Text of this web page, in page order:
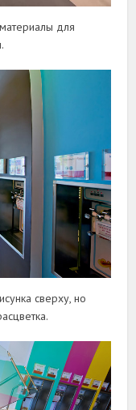
для
сверху, но